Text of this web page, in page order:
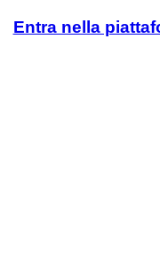
Entra nella